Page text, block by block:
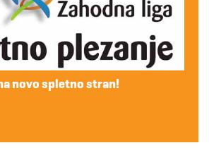
novo spletno stran!